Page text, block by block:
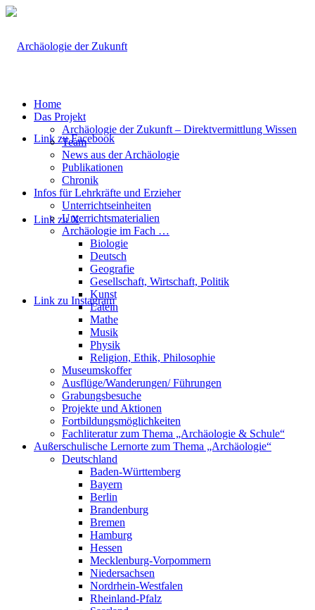
Link zu Facebook
Link zu X
Link zu Instagram
Home
Das Projekt
Archäologie der Zukunft – Direktvermittlung Wissen
Team
News aus der Archäologie
Publikationen
Chronik
Infos für Lehrkräfte und Erzieher
Unterrichtseinheiten
Unterrichtsmaterialien
Archäologie im Fach …
Biologie
Deutsch
Geografie
Gesellschaft, Wirtschaft, Politik
Kunst
Latein
Mathe
Musik
Physik
Religion, Ethik, Philosophie
Museumskoffer
Ausflüge/Wanderungen/ Führungen
Grabungsbesuche
Projekte und Aktionen
Fortbildungsmöglichkeiten
Fachliteratur zum Thema „Archäologie & Schule“
Außerschulische Lernorte zum Thema „Archäologie“
Deutschland
Baden-Württemberg
Bayern
Berlin
Brandenburg
Bremen
Hamburg
Hessen
Mecklenburg-Vorpommern
Niedersachsen
Nordrhein-Westfalen
Rheinland-Pfalz